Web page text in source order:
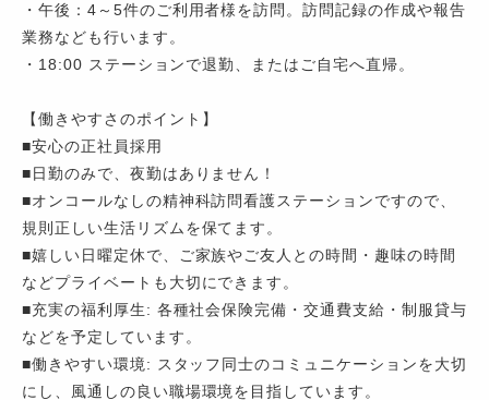
・午後：4～5件のご利用者様を訪問。訪問記録の作成や報告
業務なども行います。
・18:00 ステーションで退勤、またはご自宅へ直帰。
【働きやすさのポイント】
■安心の正社員採用
■日勤のみで、夜勤はありません！
■オンコールなしの精神科訪問看護ステーションですので、
規則正しい生活リズムを保てます。
■嬉しい日曜定休で、ご家族やご友人との時間・趣味の時間
などプライベートも大切にできます。
■充実の福利厚生: 各種社会保険完備・交通費支給・制服貸与
などを予定しています。
■働きやすい環境: スタッフ同士のコミュニケーションを大切
にし、風通しの良い職場環境を目指しています。